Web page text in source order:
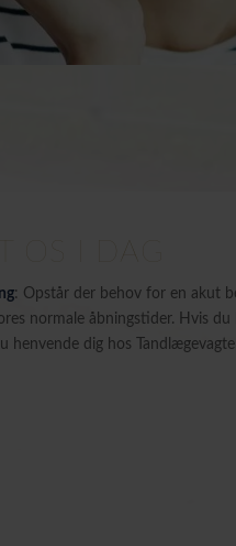
: Opstår der behov for en akut
normale åbningstider. Hvis
henvende dig hos